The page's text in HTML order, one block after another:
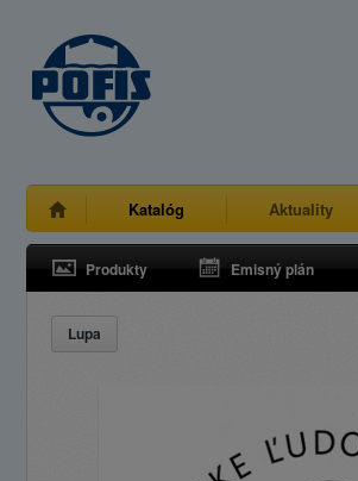
Katalóg Aktuality
Produkty Emisný plán
Lupa